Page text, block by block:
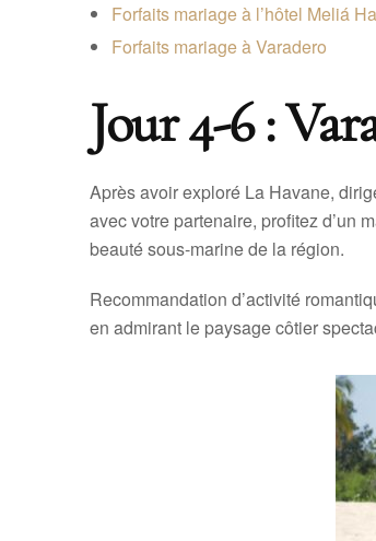
Forfaits mariage à l’hôtel Meliá
Forfaits mariage à Varadero
Jour 4-6 :
Après avoir exploré La Havane,
avec votre partenaire, profitez d’un
beauté sous-marine de la région.
Recommandation d’activité
en admirant le paysage côtier